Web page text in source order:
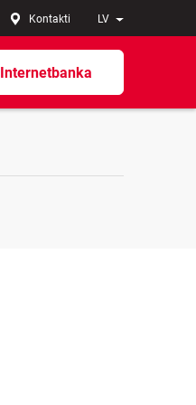
LV
Kontakti
Internetbanka